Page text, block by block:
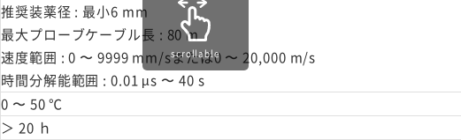
推奨装薬径 : 最小6 mm
最大プローブケーブル長 : 80 m
速度範囲 : 0 〜 9999 mm/sまたは0 〜 20,000 m/s
時間分解能範囲 : 0.01 µs 〜 40 s
0 〜 50 ℃
＞ 20 ｈ
scrollable